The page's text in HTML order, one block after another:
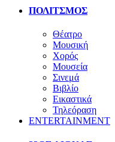
ΠΟΛΙΤΣΜΟΣ
Θέατρο
Μουσική
Χορός
Μουσεία
Σινεμά
Βιβλίο
Εικαστικά
Τηλεόραση
ENTERTAINMENT